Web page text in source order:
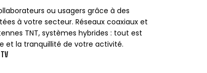
ou usagers grâce à des
à votre secteur. Réseaux coaxiaux et
TNT, systèmes hybrides : tout est
et la tranquillité de votre activité.